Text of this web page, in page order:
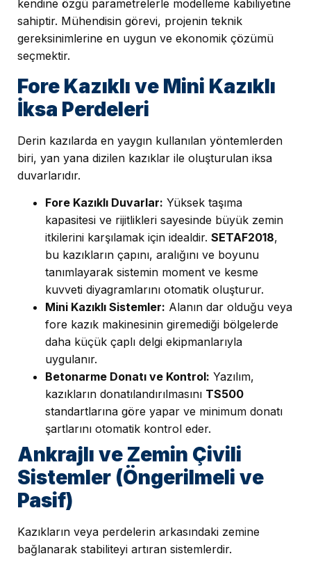
kendine özgü parametrelerle modelleme kabiliyetine
sahiptir. Mühendisin görevi, projenin teknik
gereksinimlerine en uygun ve ekonomik çözümü
seçmektir.
Fore Kazıklı ve Mini Kazıklı
İksa Perdeleri
Derin kazılarda en yaygın kullanılan yöntemlerden
biri, yan yana dizilen kazıklar ile oluşturulan iksa
duvarlarıdır.
Fore Kazıklı Duvarlar: Yüksek taşıma
kapasitesi ve rijitlikleri sayesinde büyük zemin
itkilerini karşılamak için idealdir. SETAF2018,
bu kazıkların çapını, aralığını ve boyunu
tanımlayarak sistemin moment ve kesme
kuvveti diyagramlarını otomatik oluşturur.
Mini Kazıklı Sistemler: Alanın dar olduğu veya
fore kazık makinesinin giremediği bölgelerde
daha küçük çaplı delgi ekipmanlarıyla
uygulanır.
Betonarme Donatı ve Kontrol: Yazılım,
kazıkların donatılandırılmasını TS500
standartlarına göre yapar ve minimum donatı
şartlarını otomatik kontrol eder.
Ankrajlı ve Zemin Çivili
Sistemler (Öngerilmeli ve
Pasif)
Kazıkların veya perdelerin arkasındaki zemine
bağlanarak stabiliteyi artıran sistemlerdir.